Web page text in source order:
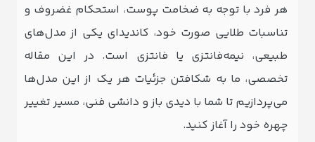
هر فرد با توجه به ضخامت پوست، استحکام غضروف و
تناسبات طلایی صورت خود، کاندیدای یکی از مدل‌های
طبیعی، نیمه‌فانتزی یا فانتزی است. در این مقاله
تخصصی، ما به شکافتن جزئیات هر یک از این مدل‌ها
می‌پردازیم تا شما با دیدی باز و دانشی فنی، مسیر تغییر
چهره خود را آغاز کنید.